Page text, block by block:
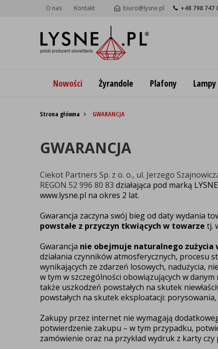
O nas Kontakt biuro@lysne.pl +48 798 747
Nowości Żyrandole Plafony
Strona główna GWARANCJA
GWARANCJA
Ciekot Partners Sp. z o. o., ul. Jerzego
REGON 52 996 80 83 działająca pod marką
www.lysne.pl na okres 2 lat.
Gwarancja zaczyna swój bieg od datywydania
powstałe z przyczyn tkwiących w towarze tj.
Gwarancja nie obejmuje naturalnego zużycia
działania czynników atmosferycznych, procesu
wynikających ze zdarzeń losowych, nadużycia,
w tym w szczególności obowiązujących w
także uszkodzeń powstałych na skutek
powstałych na skutek eksploatacji:
Zakupy przez internet nie wymagają
potwierdzenie zakupu – w tym przypadku,
zamówienie oraz na przykład wydruk z karty